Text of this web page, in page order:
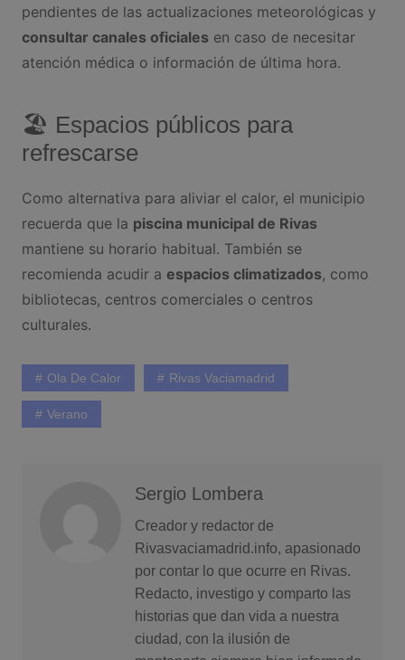
pendientes de las actualizaciones meteorológicas y
consultar canales oficialesen caso de necesitar
atención médica o información de última hora.
🏖 Espacios públicos para
refrescarse
Como alternativa para aliviar el calor, el municipio
recuerda que la piscina municipal de Rivas
mantiene su horario habitual. También se
recomienda acudir a espacios climatizados, como
bibliotecas, centros comerciales o centros
culturales.
Ola De Calor Rivas Vaciamadrid
Verano
Sergio Lombera
Creador y redactor de
Rivasvaciamadrid.info, apasionado
por contar lo que ocurre en Rivas.
Redacto, investigo y comparto las
historias que dan vida a nuestra
ciudad, con la ilusión de